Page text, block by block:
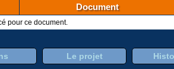
Document
pour ce document.
Le projet